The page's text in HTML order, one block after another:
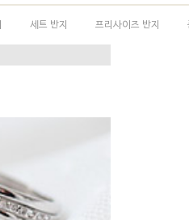
세트 반지 프리사이즈 반지